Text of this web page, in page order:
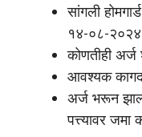
सांगली
१४-०८-
कोणतीही
आवश्यक
अर्ज भरून
पत्त्यावर जमा